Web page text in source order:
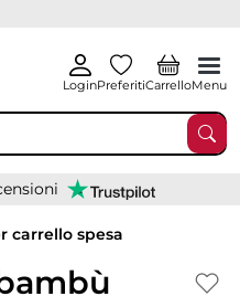
LoginPreferitiCarrelloMenu
carrello spesa